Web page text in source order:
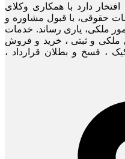
دارد با همکاری وکلای
حقوقی، با قبول مشاوره و
ملکی، یاری رساند. خدمات
ملکی و ثبتی ، خرید و فروش
، فسخ و بطلان قرارداد ،